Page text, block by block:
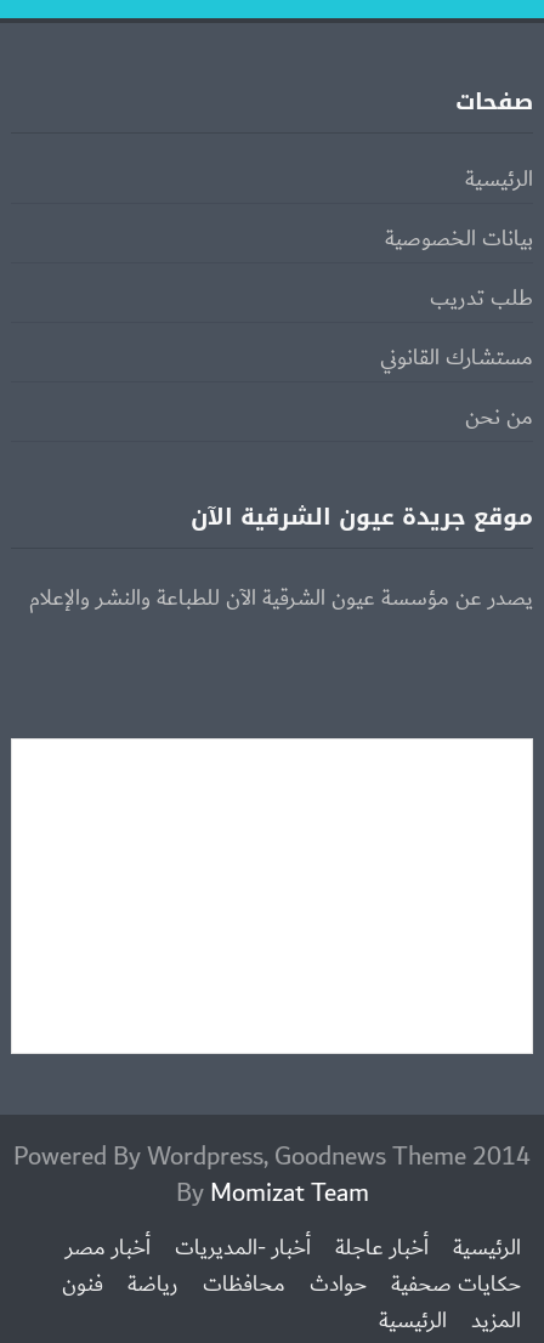
صفحات
الرئيسية
بيانات الخصوصية
طلب تدريب
مستشارك القانوني
من نحن
موقع جريدة عيون الشرقية الآن
يصدر عن مؤسسة عيون الشرقية الآن للطباعة والنشر والإعلام
2014 Powered By Wordpress, Goodnews Theme
ByMomizat Team
الرئيسية أخبار عاجلة أخبار -المديريات
أخبار مصر
حكايات صحفية
حوادث محافظات رياضة
فنون
المزيد
الرئيسية